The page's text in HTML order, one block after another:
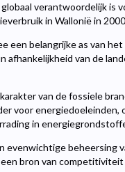
verantwoordelijk is
in Wallonië in
een belangrijke as van
afhankelijkheid van de
van de fossiele
voor
in
evenwichtige beheersing
bron van